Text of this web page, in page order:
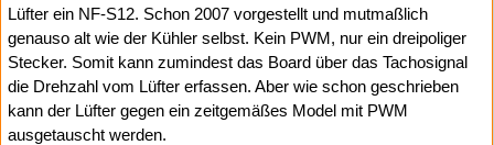
Lüfter ein NF-S12. Schon 2007 vorgestellt und mutmaßlich
genauso alt wie der Kühler selbst. Kein PWM, nur ein dreipoliger
Stecker. Somit kann zumindest das Board über das Tachosignal
die Drehzahl vom Lüfter erfassen. Aber wie schon geschrieben
kann der Lüfter gegen ein zeitgemäßes Model mit PWM
ausgetauscht werden.